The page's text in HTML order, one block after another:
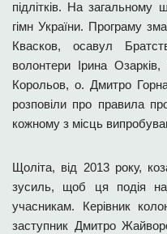
підлітків. На загальному
гімн України. Програму
Квасков, осавул
волонтери Ірина
Корольов, о. Дмитро
розповіли про правила
кожному з місць
Щоліта, від 2013 року,
зусиль, щоб ця подія
учасникам. Керівник
заступник Дмитро